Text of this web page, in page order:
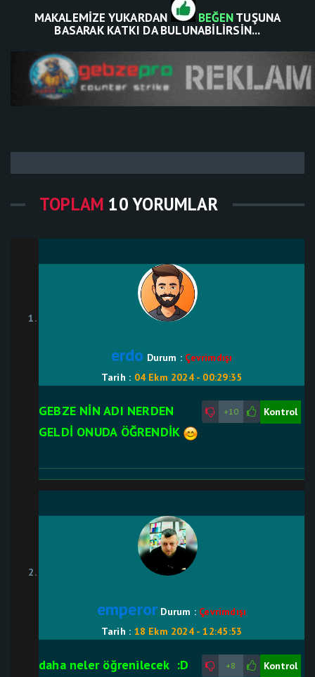
MAKALEMİZE YUKARDAN BEĞENTUŞUNA
BASARAK KATKI DA BULUNABİLİRSİN...
TOPLAM 10 YORUMLAR
erdo Durum : Çevrimdışı
Tarih : 04 Ekm 2024 - 00:29:35
+10 Kontrol
GEBZE NİN ADI NERDEN
GELDİ ONUDA ÖĞRENDİK
emperor Durum : Çevrimdışı
Tarih : 18 Ekm 2024 - 12:45:53
+8 Kontrol
daha neler öğrenilecek :D